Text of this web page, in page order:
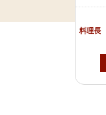
料理長